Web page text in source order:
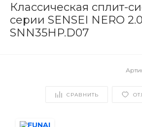
Классическая сплит-
серии SENSEI NERO
SNN35HP.D07
СРАВНИТЬ